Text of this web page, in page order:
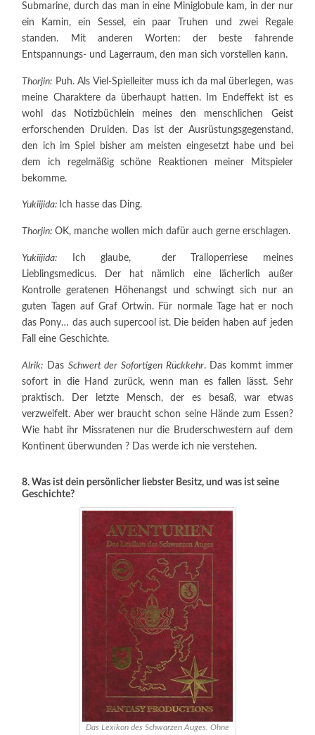
Submarine, durch das man in eine Miniglobule kam, in der nur
ein Kamin, ein Sessel, ein paar Truhen und zwei Regale
standen. Mit anderen Worten: der beste fahrende
Entspannungs- und Lagerraum, den man sich vorstellen kann.
Thorjin: Puh. Als Viel-Spielleiter muss ich da mal überlegen, was
meine Charaktere da überhaupt hatten. Im Endeffekt ist es
wohl das Notizbüchlein meines den menschlichen Geist
erforschenden Druiden. Das ist der Ausrüstungsgegenstand,
den ich im Spiel bisher am meisten eingesetzt habe und bei
dem ich regelmäßig schöne Reaktionen meiner Mitspieler
bekomme.
Yukiijida: Ich hasse das Ding.
Thorjin: OK, manche wollen mich dafür auch gerne erschlagen.
Yukiijida: Ich glaube, der Tralloperriese meines
Lieblingsmedicus. Der hat nämlich eine lächerlich außer
Kontrolle geratenen Höhenangst und schwingt sich nur an
guten Tagen auf Graf Ortwin. Für normale Tage hat er noch
das Pony… das auch supercool ist. Die beiden haben auf jeden
Fall eine Geschichte.
Alrik: Das Schwert der Sofortigen Rückkehr. Das kommt immer
sofort in die Hand zurück, wenn man es fallen lässt. Sehr
praktisch. Der letzte Mensch, der es besaß, war etwas
verzweifelt. Aber wer braucht schon seine Hände zum Essen?
Wie habt ihr Missratenen nur die Bruderschwestern auf dem
Kontinent überwunden ? Das werde ich nie verstehen.
8. Was ist dein persönlicher liebster Besitz, und was ist seine
Geschichte?
Das Lexikon des Schwarzen Auges. Ohne